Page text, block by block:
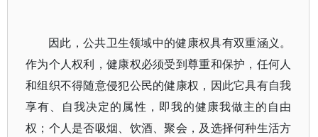
因此，公共卫生领域中的健康权具有双重涵义。
作为个人权利，健康权必须受到尊重和保护，任何人
和组织不得随意侵犯公民的健康权，因此它具有自我
享有、自我决定的属性，即我的健康我做主的自由
权；个人是否吸烟、饮酒、聚会，及选择何种生活方